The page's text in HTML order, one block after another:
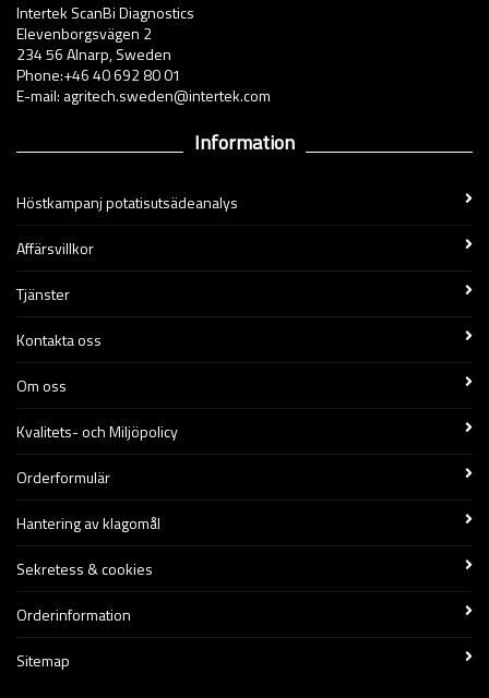
Intertek ScanBi Diagnostics
Elevenborgsvägen 2
234 56 Alnarp, Sweden
Phone:+46 40 692 80 01
E-mail: agritech.sweden@intertek.com
Information
Höstkampanj potatisutsädeanalys
Affärsvillkor
Tjänster
Kontakta oss
Om oss
Kvalitets- och Miljöpolicy
Orderformulär
Hantering av klagomål
Sekretess & cookies
Orderinformation
Sitemap